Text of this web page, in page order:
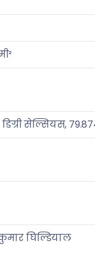
सेल्सियस,
घिल्डियाल